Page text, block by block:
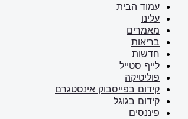
עמוד הבית
עלינו
מאמרים
בריאות
חדשות
לייף סטייל
פוליטיקה
קידום בפייסבוק אינסטגרם
קידום בגוגל
פיננסים